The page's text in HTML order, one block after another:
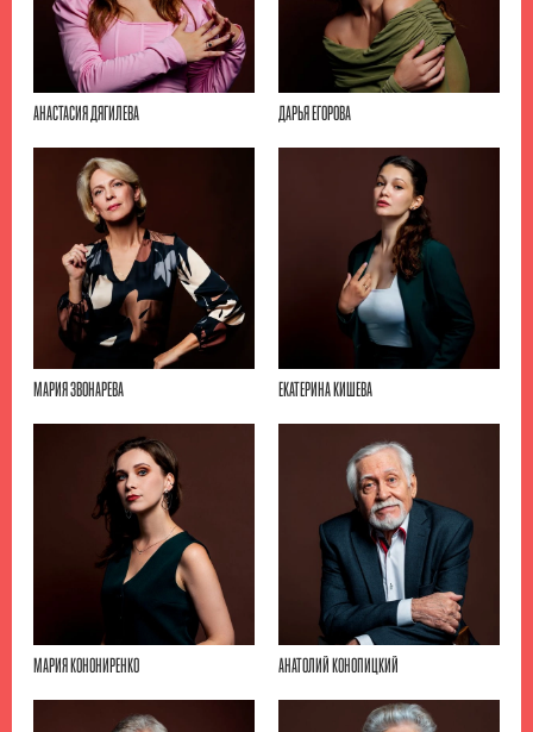
АНАСТАСИЯ ДЯГИЛЕВА ДАРЬЯ ЕГОРОВА
МАРИЯ ЗВОНАРЕВА ЕКАТЕРИНА КИШЕВА
МАРИЯ КОНОНИРЕНКО АНАТОЛИЙ КОНОПИЦКИЙ